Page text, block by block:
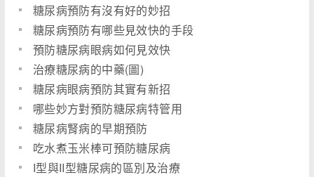
糖尿病預防有沒有好的妙招
糖尿病預防有哪些見效快的手段
預防糖尿病眼病如何見效快
治療糖尿病的中藥(圖)
糖尿病眼病預防其實有新招
哪些妙方對預防糖尿病特管用
糖尿病腎病的早期預防
吃水煮玉米棒可預防糖尿病
I型與II型糖尿病的區別及治療